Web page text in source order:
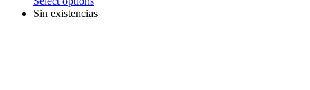
Sin existencias